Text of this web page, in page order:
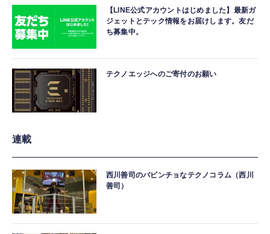
【LINE公式アカウントはじめました】最新ガ
ジェットとテック情報をお届けします。友だ
ち募集中。
テクノエッジへのご寄付のお願い
連載
西川善司のバビンチョなテクノコラム（西川
善司）